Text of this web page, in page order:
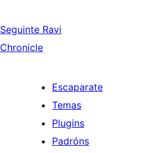
Seguinte Ravi
Chronicle
Escaparate
Temas
Plugins
Padróns